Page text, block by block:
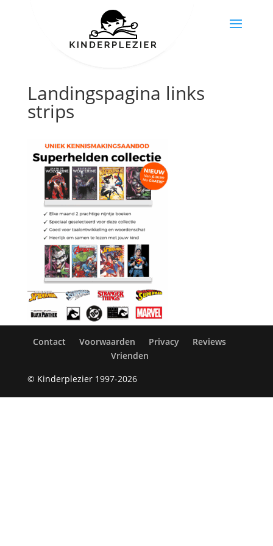
Landingspagina links
strips
Contact Voorwaarden Privacy
Reviews
Vrienden
© Kinderplezier 1997-2026